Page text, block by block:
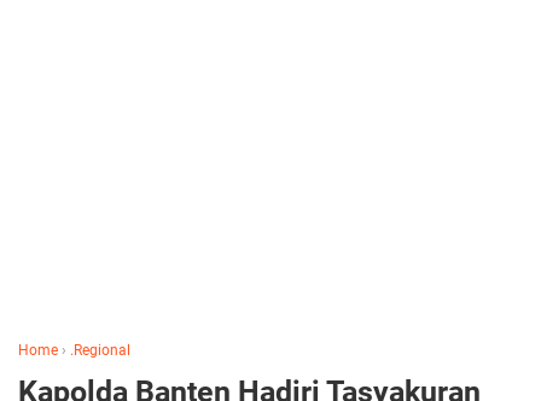
Home › .Regional
Kapolda Banten Hadiri Tasyakuran